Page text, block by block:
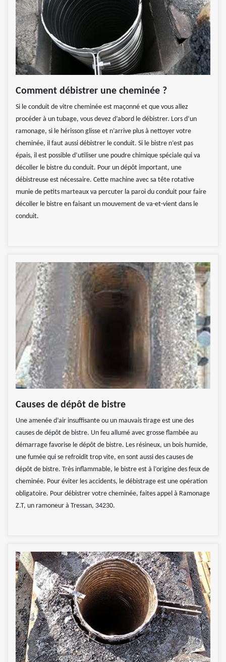
Comment débistrer une cheminée ?
Si le conduit de vitre cheminée est maçonné et que vous allez
procéder à un tubage, vous devez d’abord le débistrer. Lors d’un
ramonage, si le hérisson glisse et n’arrive plus à nettoyer votre
cheminée, il faut aussi débistrer le conduit. Si le bistre n’est pas
épais, il est possible d’utiliser une poudre chimique spéciale qui va
décoller le bistre du conduit. Pour un dépôt important, une
débistreuse est nécessaire. Cette machine avec sa tête rotative
munie de petits marteaux va percuter la paroi du conduit pour faire
décoller le bistre en faisant un mouvement de va-et-vient dans le
conduit.
Causes de dépôt de bistre
Une amenée d’air insuffisante ou un mauvais tirage est une des
causes de dépôt de bistre. Un feu allumé avec grosse flambée au
démarrage favorise le dépôt de bistre. Les résineux, un bois humide,
une fumée qui se refroidit trop vite, en sont aussi des causes de
dépôt de bistre. Très inflammable, le bistre est à l’origine des feux de
cheminée. Pour éviter les accidents, le débistrage est une opération
obligatoire. Pour débistrer votre cheminée, faites appel à Ramonage
Z.T, un ramoneur à Tressan, 34230.